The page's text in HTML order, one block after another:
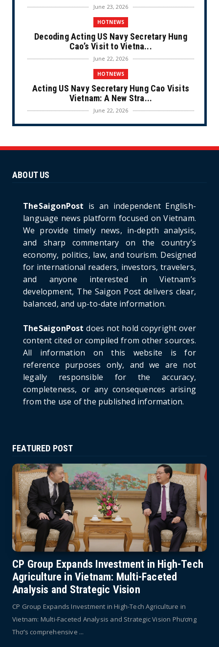
June 23, 2026
HOTNEWS
Decoding Acting US Navy Secretary Hung
Cao’s Visit to Vietna...
June 22, 2026
HOTNEWS
Acting US Navy Secretary Hung Cao Visits
Vietnam: A New Stra...
June 22, 2026
CULTURE
Ninh Bride Re-enacts...
Project: An Analysi...
June 21, 2026
HOTNEWS
Detailed Analysis of the Cooling-off Period
Law in Timeshare...
June 21, 2026
HOTNEWS
Prime Minister Lê Minh Hưng’s Visit to
Russia: A New Step Fo...
HOTNEWS
Politburo: Strictly Handle Acts of Using
Pirated Software, C...
June 21, 2026
ABOUT US
TheSaigonPost is an independent English-
language news platform focused on Vietnam.
We provide timely news, in-depth analysis,
and sharp commentary on the country’s
economy, politics, law, and tourism. Designed
for international readers, investors, travelers,
and anyone interested in Vietnam’s
development, The Saigon Post delivers clear,
balanced, and up-to-date information.
TheSaigonPost does not hold copyright over
content cited or compiled from other sources.
All information on this website is for
reference purposes only, and we are not
legally responsible for the accuracy,
completeness, or any consequences arising
from the use of the published information.
FEATURED POST
CP Group Expands Investment in High-Tech
Agriculture in Vietnam: Multi-Faceted
Analysis and Strategic Vision
CP Group Expands Investment in High-Tech Agriculture in
Vietnam: Multi-Faceted Analysis and Strategic Vision Phương
Thơ’s comprehensive ...